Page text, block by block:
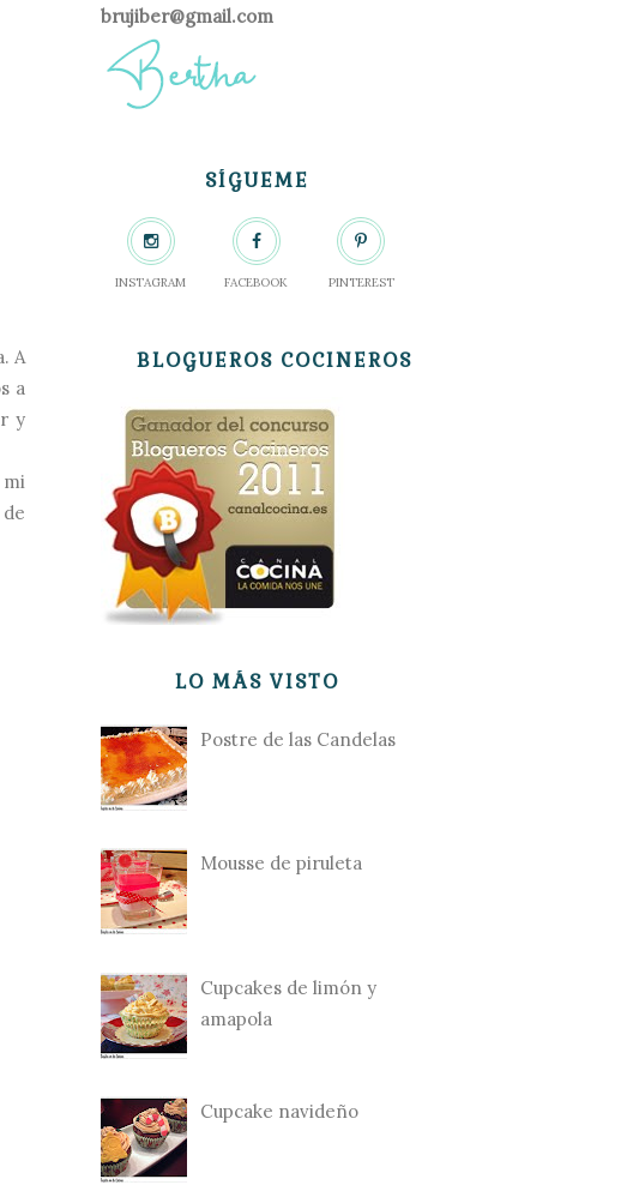
A
a
y
mi
brujiber@gmail.com
SÍGUEME
INSTAGRAM FACEBOOK PINTEREST
BLOGUEROS COCINEROS
LO MÁS VISTO
Postre de las Candelas
Mousse de piruleta
Cupcakes de limón y
amapola
Cupcake navideño